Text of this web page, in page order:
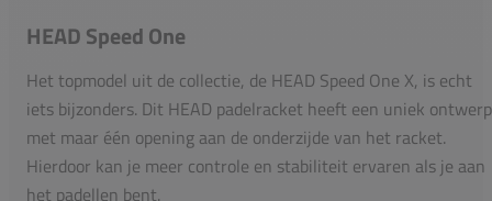
HEAD Speed One
Het topmodel uit de collectie, de HEAD Speed One X, is echt
iets bijzonders. Dit HEAD padelracket heeft een uniek ontwerp
met maar één opening aan de onderzijde van het racket.
Hierdoor kan je meer controle en stabiliteit ervaren als je aan
het padellen bent.